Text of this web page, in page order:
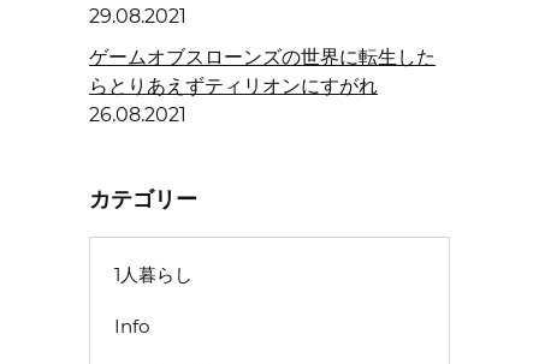
29.08.2021
ゲームオブスローンズの世界に転生した
らとりあえずティリオンにすがれ
26.08.2021
カテゴリー
1人暮らし
Info